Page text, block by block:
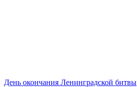
День окончания Ленинградской битвы